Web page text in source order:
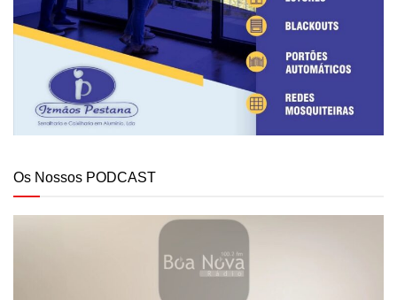
Os Nossos PODCAST